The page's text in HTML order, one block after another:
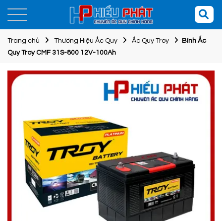
Trang chủ Thương Hiệu Ắc Quy Ắc Quy Troy
Bình Ắc
Quy Troy CMF 31S-800 12V-100Ah